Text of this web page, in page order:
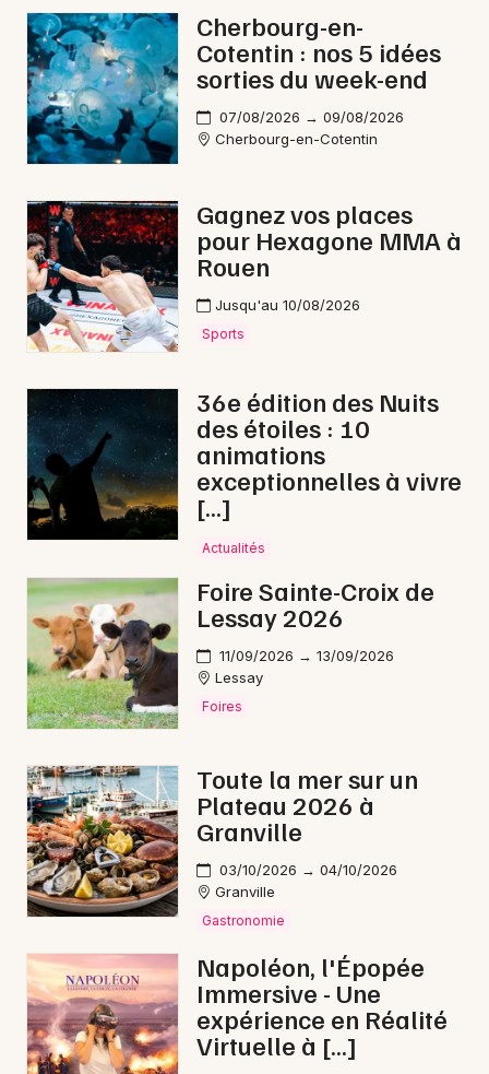
Actus à Coutances
Magazine à Coutances
50 - Manche
Choisir mes départements
Mon email
Je m'abonne
Cherbourg-en-
Cotentin : nos 5 idées
sorties du week-end
07/08/2026 → 09/08/2026
Cherbourg-en-Cotentin
Gagnez vos places
pour Hexagone MMA à
Rouen
Jusqu'au 10/08/2026
Sports
36e édition des Nuits
des étoiles : 10
animations
exceptionnelles à vivre
[…]
Actualités
Foire Sainte-Croix de
Lessay 2026
11/09/2026 → 13/09/2026
Lessay
Foires
Toute la mer sur un
Plateau 2026 à
Granville
03/10/2026 → 04/10/2026
Granville
Gastronomie
Napoléon, l'Épopée
Immersive - Une
expérience en Réalité
Virtuelle à […]